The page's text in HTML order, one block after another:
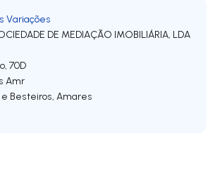
Variações
DE MEDIAÇÃO IMOBILIÁRIA, LDA
70D
Amr
Besteiros, Amares